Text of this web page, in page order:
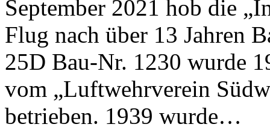
September 2021 hob die
Flug nach über 13 Jahren
25D Bau-Nr. 1230 wurde
vom „Luftwehrverein
betrieben. 1939 wurde…